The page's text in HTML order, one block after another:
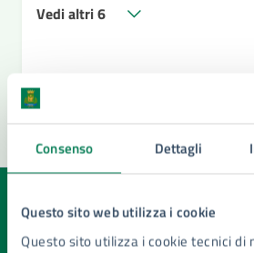
Consenso Dettagli
Questo sito web utilizza i cookie
Questo sito utilizza i cookie tecnici di
Vedi altri 6
Quanto sono chiare le
pagina?